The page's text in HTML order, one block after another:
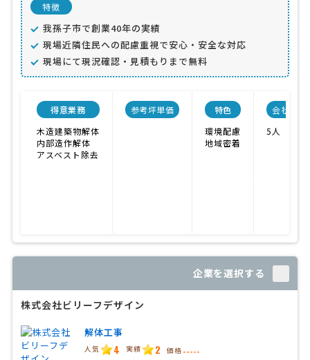
特徴
我孫子市で創業40年の実績
現場近隣住民への配慮重視で安心・安全な対応
現場にて現況確認・見積もりまで無料
得意業務
木造建築物解体
内部造作解体
アスベスト除去
参考坪単価
特色
環境配慮
地域密着
会社規模
5人
企業を選択する
株式会社ビリーフデザイン
解体工事
人気 4 実績 2 価格 -----